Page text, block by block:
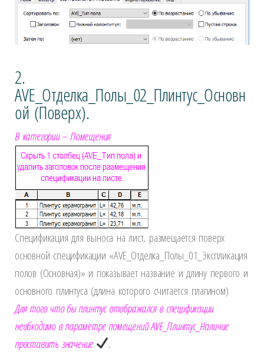
2.
AVE_Отделка_Полы_02_Плинтус_Основн
ой (Поверх).
В категории – Помещения
Спецификация для выноса на лист, размещается поверх
основной спецификации «AVE_Отделка_Полы_01_Экспликация
полов (Основная)» и показывает название и длину первого и
основного плинтуса (длина которого считается плагином)
Для того что бы плинтус отображался в спецификации
необходимо в параметре помещений AVE_Плинтус_Наличие
проставить значение
.